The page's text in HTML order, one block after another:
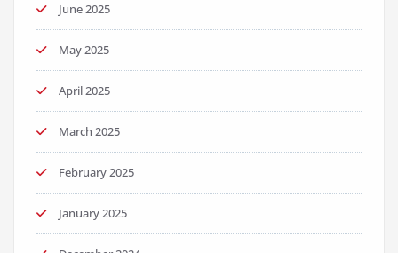
June 2025
May 2025
April 2025
March 2025
February 2025
January 2025